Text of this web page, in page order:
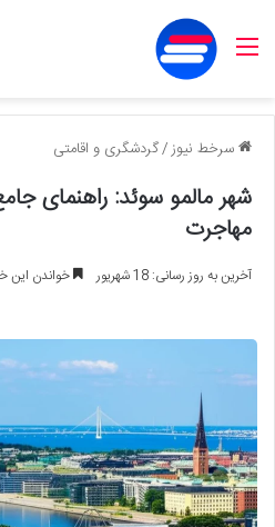
منو
سرخط نیوز/گردشگری و اقامتی
شهر مالمو سوئد: راهنمای
مهاجرت
آخرین به روز رسانی: 18 شهریور خواندن این خبر 25 دقیقه طول